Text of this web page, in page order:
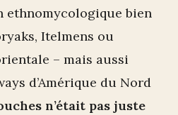
ethnomycologique bien
Itelmens ou
– mais aussi
d’Amérique du Nord
n’était pas juste